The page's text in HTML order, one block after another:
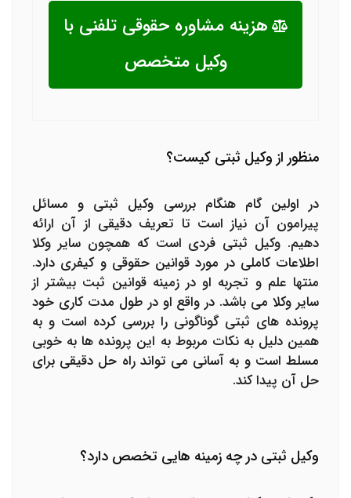
هزینه مشاوره حقوقی تلفنی با
وکیل متخصص
منظور از وکیل ثبتی کیست؟
در اولین گام هنگام بررسی وکیل ثبتی و مسائل
پیرامون آن نیاز است تا تعریف دقیقی از آن ارائه
دهیم. وکیل ثبتی فردی است که همچون سایر وکلا
اطلاعات کاملی در مورد قوانین حقوقی و کیفری دارد.
منتها علم و تجربه او در زمینه قوانین ثبت بیشتر از
سایر وکلا می باشد. در واقع او در طول مدت کاری خود
پرونده های ثبتی گوناگونی را بررسی کرده است و به
همین دلیل به نکات مربوط به این پرونده ها به خوبی
مسلط است و به آسانی می تواند راه حل دقیقی برای
حل آن پیدا کند.
وکیل ثبتی در چه زمینه هایی تخصص دارد؟